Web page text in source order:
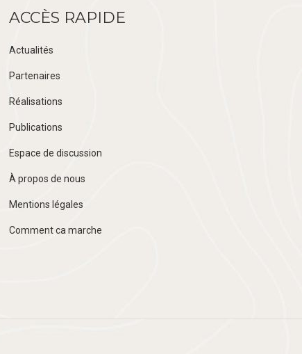
ACCÈS RAPIDE
Actualités
Partenaires
Réalisations
Publications
Espace de discussion
À propos de nous
Mentions légales
Comment ca marche